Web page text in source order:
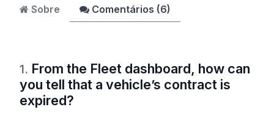
Sobre Comentários (6)
1. From the Fleet dashboard, how can
you tell that a vehicle’s contract is
expired?